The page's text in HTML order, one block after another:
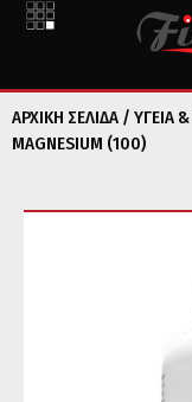
ΑΡΧΙΚΉ ΣΕΛΊΔΑ / ΥΓΕΙΑ
MAGNESIUM (100)